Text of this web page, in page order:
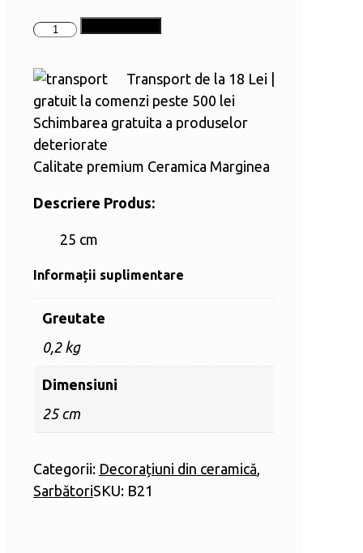
Cantitate
din
ceramică
Transport de la 18 Lei |
gratuit la comenzi peste 500 lei
Schimbarea gratuita a produselor
deteriorate
Calitate premium Ceramica Marginea
Descriere Produs:
25 cm
Informații suplimentare
Greutate
0,2 kg
Dimensiuni
25 cm
Categorii: Decorațiuni din ceramică,
SarbătoriSKU: B21